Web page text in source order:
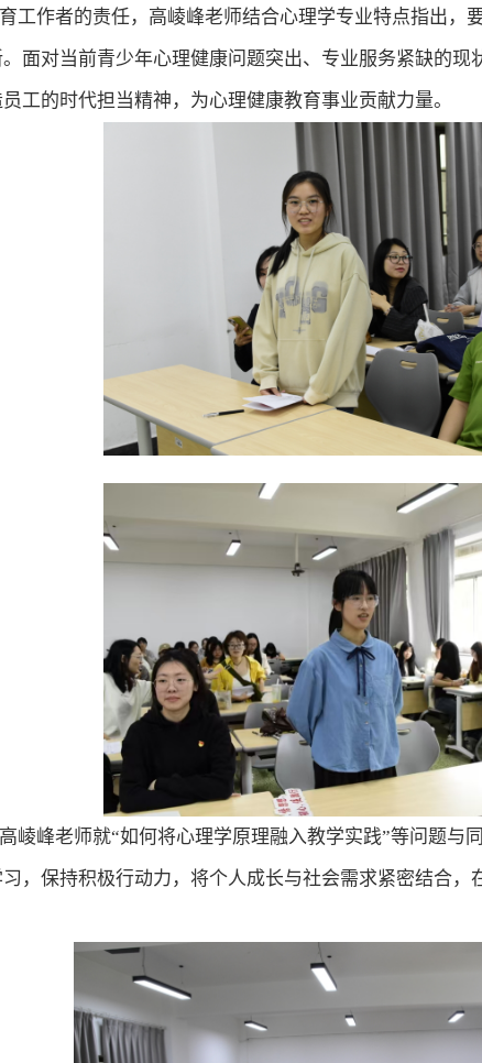
工作者的责任，高崚峰老师结合心理学专业特点指出，
面对当前青少年心理健康问题突出、专业服务紧缺的现
工的时代担当精神，为心理健康教育事业贡献力量。
崚峰老师就“如何将心理学原理融入教学实践”等问题与
， 保持积极行动力，将个人成长与社会需求紧密结合，